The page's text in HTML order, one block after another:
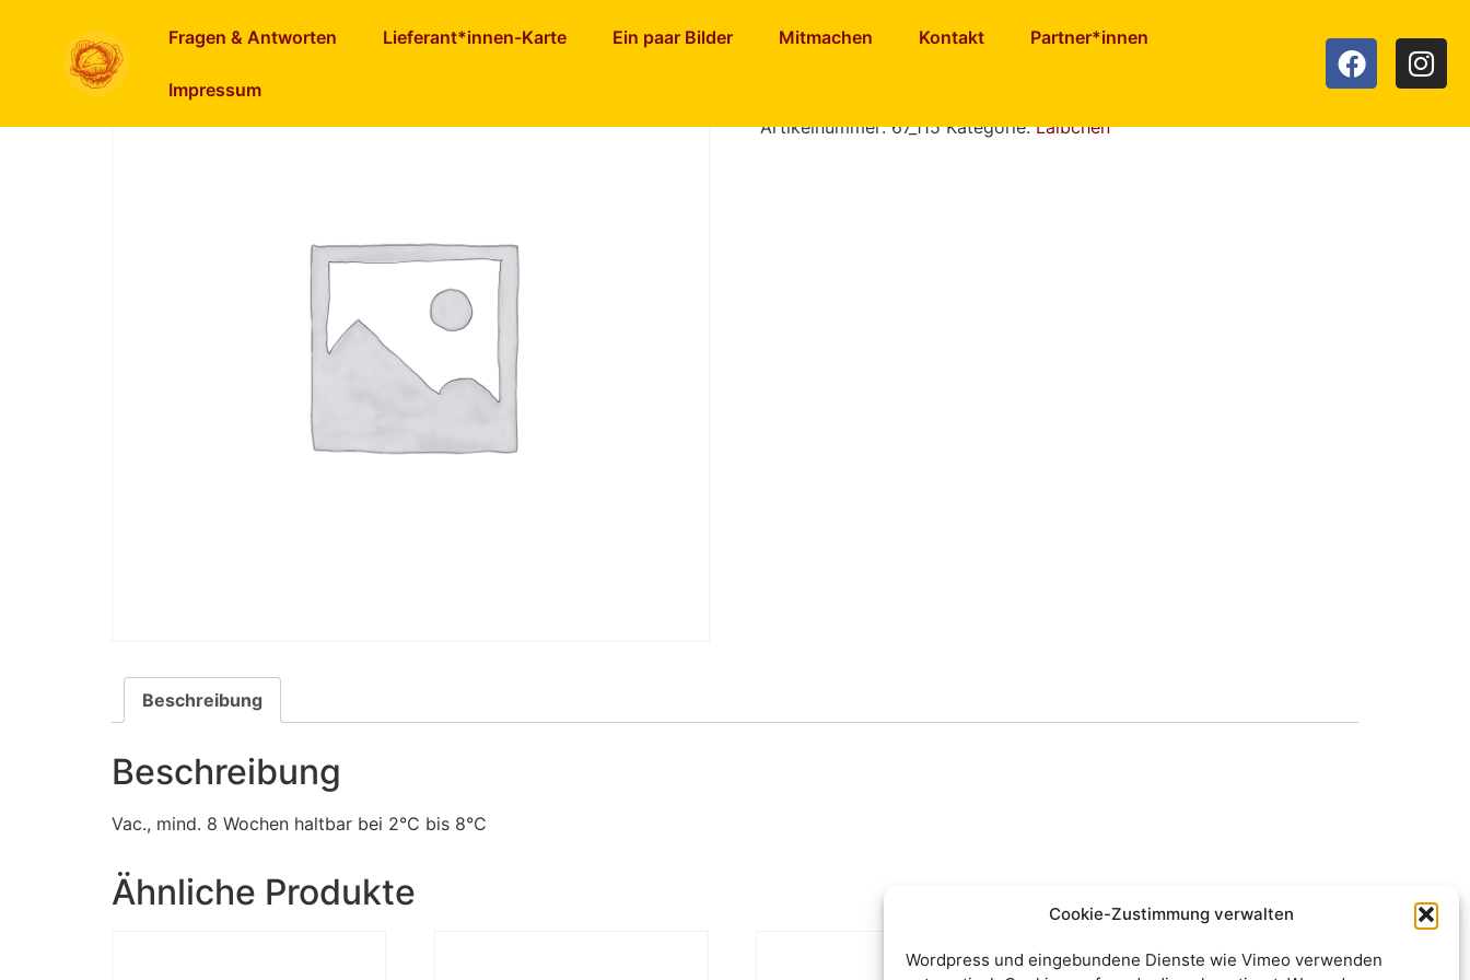
Cookie-Zustimmung verwalten
Wordpress und eingebundene Dienste wie Vimeo verwenden
Fragen & Antworten Lieferant*innen-Karte Ein paar Bilder Mitmachen Kontakt Partner*innen
Impressum
Artikelnummer:67_115 Kategorie:Laibchen
Beschreibung
Beschreibung
Vac., mind. 8 Wochen haltbar bei 2°C bis 8°C
Ähnliche Produkte